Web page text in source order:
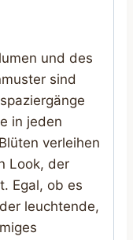
und des
sind
in jeden
verleihen
Look, der
Egal, ob es
leuchtende,